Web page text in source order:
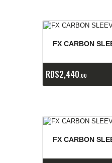
FX CARBON
RD$2,440 00
FX CARBON